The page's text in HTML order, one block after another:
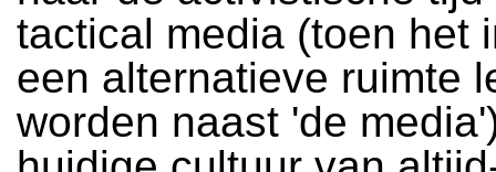
tactical media (toen het
een alternatieve ruimte
worden naast 'de